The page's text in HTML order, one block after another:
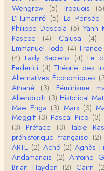
0 ans. Tout
Christophe
Cet article
dire) en appuyant
roland chaudat
IROQUOIS
mas S.
e ne comp…
roland chaudat
Merci de relever
i concerne une
n…
Christophe
Pour ce qui est
Wengrow (5) Iroquois (5)
L'Humanité (5) La Pensée
Philippe Descola (5) Yann
Pascoe
(4) Calusa (4)
Emmanuel Todd (4)
(4) Lady Sapiens (4) Le
Federici (4) Théorie des
Alternatives Économiques
Athané
(3) Féminisme
Abendroth (3) Historical
Mae Enga (3) Marx (3)
Meggitt (3) Pascal Picq (3)
(3) Préface (3) Table
préhistorique française (2)
ARTE (2) Aché (2) Agnès
Andamanais (2) Antoine
Brian Hayden (2) Cairn